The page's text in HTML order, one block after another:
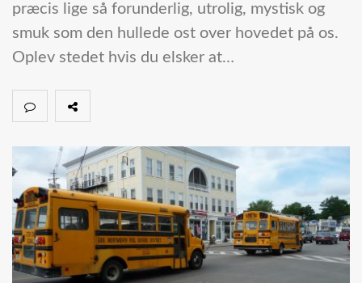
præcis lige så forunderlig, utrolig, mystisk og
smuk som den hullede ost over hovedet på os.
Oplev stedet hvis du elsker at…